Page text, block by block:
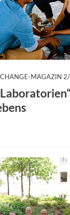
CHANGE-MAGAZIN